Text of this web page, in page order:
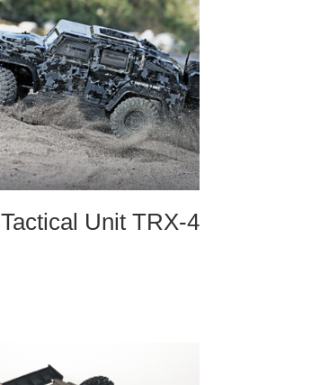
Tactical Unit TRX-4